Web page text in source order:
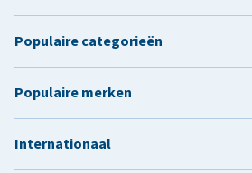
Populaire categorieën
Populaire merken
Internationaal